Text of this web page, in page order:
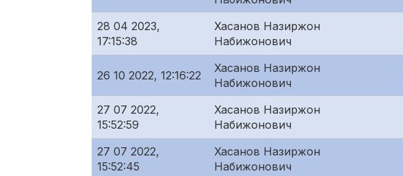
28 04 2023,
17:15:38
Хасанов Назиржон
Набижонович
26 10 2022, 12:16:22
Хасанов Назиржон
Набижонович
27 07 2022,
15:52:59
Хасанов Назиржон
Набижонович
27 07 2022,
15:52:45
Хасанов Назиржон
Набижонович